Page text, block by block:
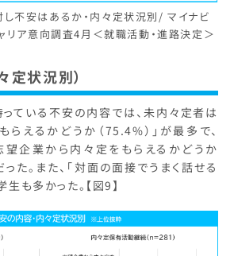
し不安はあるか・内々定状況別/ マイナビ
ア意向調査4月＜就職活動・進路決定＞
定状況別）
ている不安の内容では、未内々定者は
らえるかどうか（75.4%）」が最多で、
望企業から内々定をもらえるかどうか
った。また、「対面の面接でうまく話せる
も多かった。【図9】